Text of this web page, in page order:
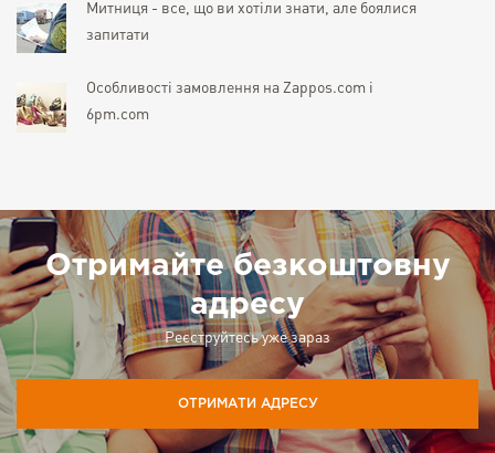
Митниця - все, що ви хотіли знати, але боялися
запитати
Особливості замовлення на Zappos.com і
6pm.com
Отримайте безкоштовну
адресу
Реєструйтесь уже зараз
ОТРИМАТИ АДРЕСУ